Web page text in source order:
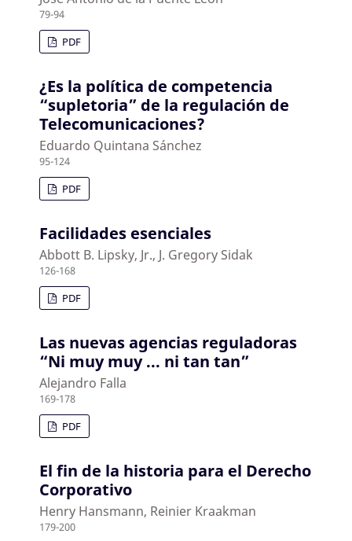
79-94
PDF
¿Es la política de competencia
“supletoria” de la regulación de
Telecomunicaciones?
Eduardo Quintana Sánchez
95-124
PDF
Facilidades esenciales
Abbott B. Lipsky, Jr., J. Gregory Sidak
126-168
PDF
Las nuevas agencias reguladoras
“Ni muy muy ... ni tan tan”
Alejandro Falla
169-178
PDF
El fin de la historia para el Derecho
Corporativo
Henry Hansmann, Reinier Kraakman
179-200